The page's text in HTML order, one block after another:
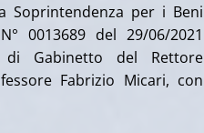
Soprintendenza per i Beni
0013689 del 29/06/2021
di Gabinetto del Rettore
Fabrizio Micari, con